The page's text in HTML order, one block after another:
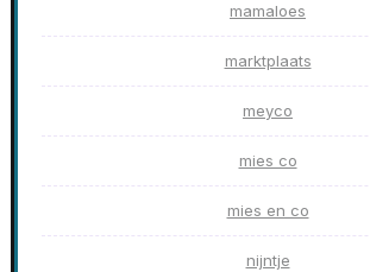
mamaloes
marktplaats
meyco
mies co
mies en co
nijntje